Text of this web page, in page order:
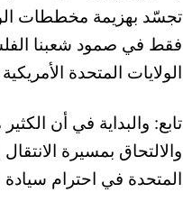
تجسّد بهزيمة مخططات
فقط في صمود شعبنا
الولايات المتحدة
تابع: والبداية في أن
والالتحاق بمسيرة
المتحدة في احترام